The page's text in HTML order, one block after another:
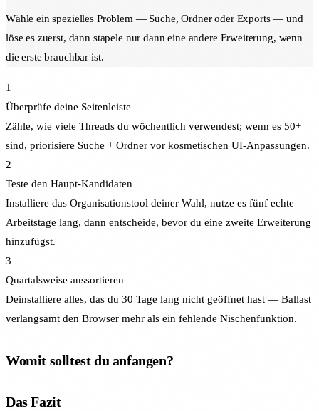
Wähle ein spezielles Problem — Suche, Ordner oder Exports — und
löse es zuerst, dann stapele nur dann eine andere Erweiterung, wenn
die erste brauchbar ist.
1
Überprüfe deine Seitenleiste
Zähle, wie viele Threads du wöchentlich verwendest; wenn es 50+
sind, priorisiere Suche + Ordner vor kosmetischen UI-Anpassungen.
2
Teste den Haupt-Kandidaten
Installiere das Organisationstool deiner Wahl, nutze es fünf echte
Arbeitstage lang, dann entscheide, bevor du eine zweite Erweiterung
hinzufügst.
3
Quartalsweise aussortieren
Deinstalliere alles, das du 30 Tage lang nicht geöffnet hast — Ballast
verlangsamt den Browser mehr als ein fehlende Nischenfunktion.
Womit solltest du anfangen?
Das Fazit